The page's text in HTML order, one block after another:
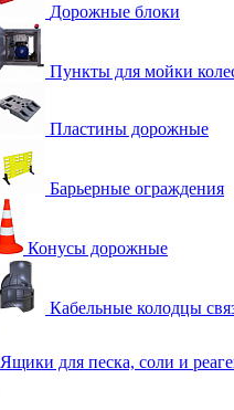
Дорожные блоки
Пункты для мойки
Пластины дорожные
Барьерные ограждения
Конусы дорожные
Кабельные колодцы
Ящики для песка, соли и